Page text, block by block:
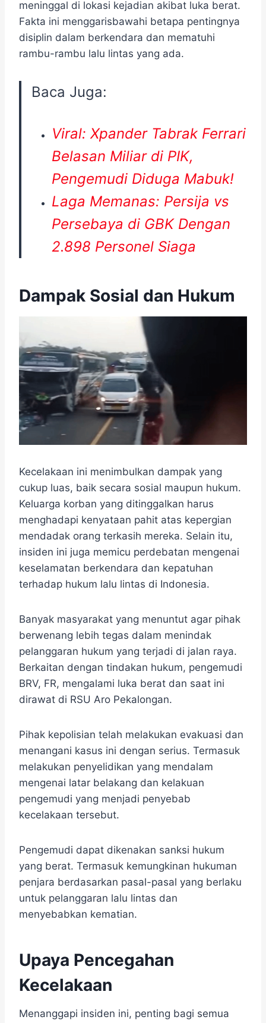
meninggal di lokasi kejadian akibat luka berat.
Fakta ini menggarisbawahi betapa pentingnya
disiplin dalam berkendara dan mematuhi
rambu-rambu lalu lintas yang ada.
Baca Juga:
Viral: Xpander Tabrak Ferrari
Belasan Miliar di PIK,
Pengemudi Diduga Mabuk!
Laga Memanas: Persija vs
Persebaya di GBK Dengan
2.898 Personel Siaga
Dampak Sosial dan Hukum
Kecelakaan ini menimbulkan dampak yang
cukup luas, baik secara sosial maupun hukum.
Keluarga korban yang ditinggalkan harus
menghadapi kenyataan pahit atas kepergian
mendadak orang terkasih mereka. Selain itu,
insiden ini juga memicu perdebatan mengenai
keselamatan berkendara dan kepatuhan
terhadap hukum lalu lintas di Indonesia.
Banyak masyarakat yang menuntut agar pihak
berwenang lebih tegas dalam menindak
pelanggaran hukum yang terjadi di jalan raya.
Berkaitan dengan tindakan hukum, pengemudi
BRV, FR, mengalami luka berat dan saat ini
dirawat di RSU Aro Pekalongan.
Pihak kepolisian telah melakukan evakuasi dan
menangani kasus ini dengan serius. Termasuk
melakukan penyelidikan yang mendalam
mengenai latar belakang dan kelakuan
pengemudi yang menjadi penyebab
kecelakaan tersebut.
Pengemudi dapat dikenakan sanksi hukum
yang berat. Termasuk kemungkinan hukuman
penjara berdasarkan pasal-pasal yang berlaku
untuk pelanggaran lalu lintas dan
menyebabkan kematian.
Upaya Pencegahan
Kecelakaan
Menanggapi insiden ini, penting bagi semua